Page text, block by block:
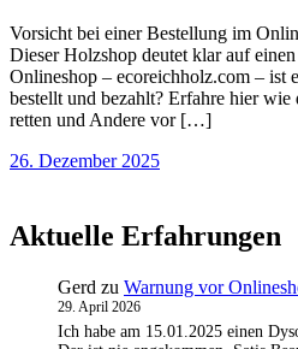
Vorsicht bei einer Bestellung im
Dieser Holzshop deutet klar auf
Onlineshop – ecoreichholz.com – ist
bestellt und bezahlt? Erfahre hier
retten und Andere vor […]
26. Dezember 2025
Aktuelle Erfahrungen
Gerd zu Warnung vor
29. April 2026
Ich habe am 15.01.2025 einen